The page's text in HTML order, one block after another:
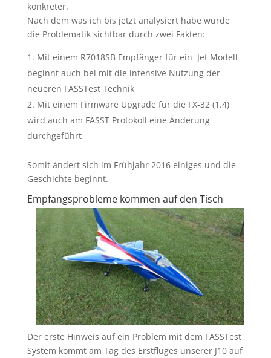
konkreter.
Nach dem was ich bis jetzt analysiert habe wurde
die Problematik sichtbar durch zwei Fakten:
Mit einem R7018SB Empfänger für ein Jet Modell
beginnt auch bei mit die intensive Nutzung der
neueren FASSTest Technik
Mit einem Firmware Upgrade für die FX-32 (1.4)
wird auch am FASST Protokoll eine Änderung
durchgeführt
Somit ändert sich im Frühjahr 2016 einiges und die
Geschichte beginnt.
Empfangsprobleme kommen auf den Tisch
Der erste Hinweis auf ein Problem mit dem FASSTest
System kommt am Tag des Erstfluges unserer J10 auf